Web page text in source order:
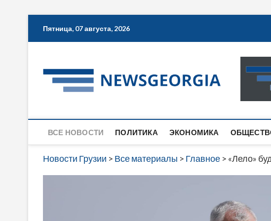
Пятница, 07 августа, 2026
САМАЯ
САЙТЕ
ВСЕ НОВОСТИ ПОЛИТИКА ЭКОНОМИКА
Новости Грузии > Все материалы > Главное > «Лело»